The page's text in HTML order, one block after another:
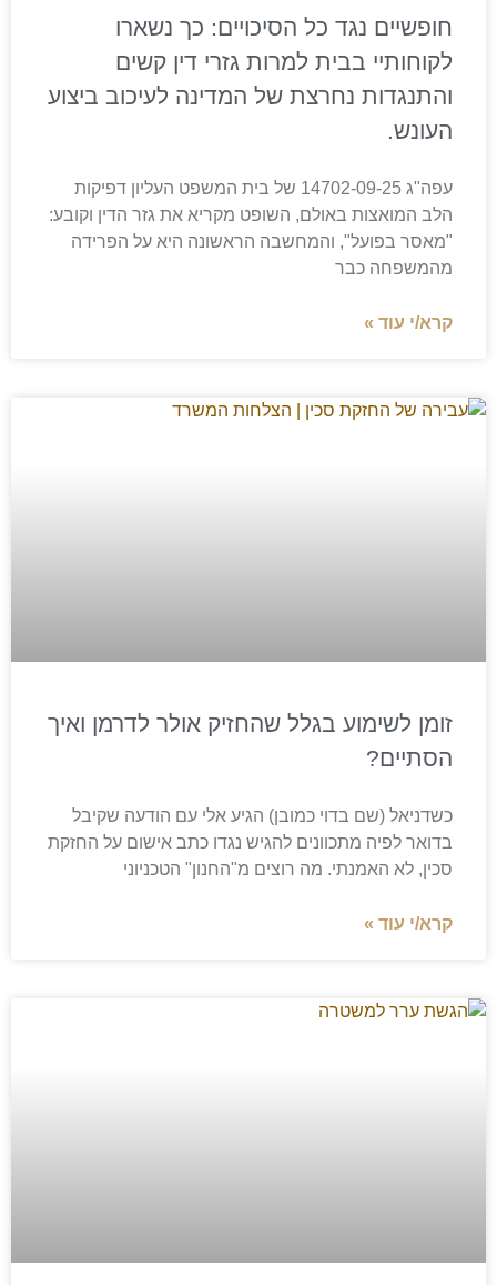
חופשיים נגד כל הסיכויים: כך נשארו
לקוחותיי בבית למרות גזרי דין קשים
והתנגדות נחרצת של המדינה לעיכוב ביצוע
העונש.
עפה"ג 14702-09-25 של בית המשפט העליון דפיקות
הלב המואצות באולם, השופט מקריא את גזר הדין וקובע:
"מאסר בפועל", והמחשבה הראשונה היא על הפרידה
מהמשפחה כבר
קרא/י עוד »
זומן לשימוע בגלל שהחזיק אולר לדרמן ואיך
הסתיים?
כשדניאל (שם בדוי כמובן) הגיע אלי עם הודעה שקיבל
בדואר לפיה מתכוונים להגיש נגדו כתב אישום על החזקת
סכין, לא האמנתי. מה רוצים מ"החנון" הטכניוני
קרא/י עוד »